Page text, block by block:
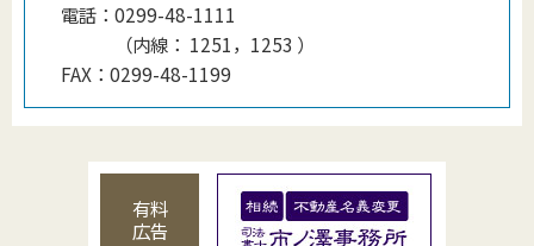
電話： 0299-48-1111
（内線 ： 1251，1253 ）
FAX： 0299-48-1199
有料
広告